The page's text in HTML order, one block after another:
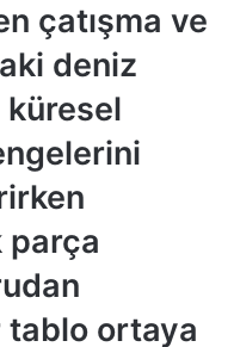
çatışma ve
deniz
küresel
parça
ortaya